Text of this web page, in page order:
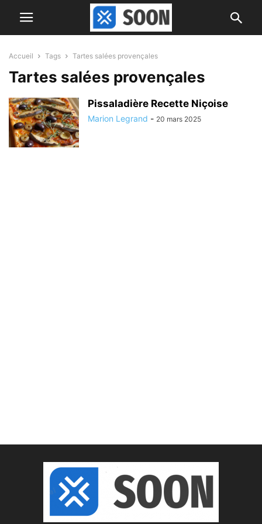
Accueil Tags Tartes salées provençales
Tartes salées provençales
Pissaladière Recette Niçoise
Marion Legrand - 20 mars 2025